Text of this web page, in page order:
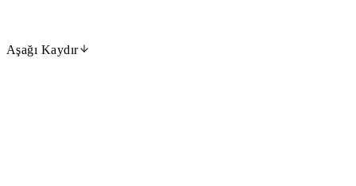
Aşağı Kaydır